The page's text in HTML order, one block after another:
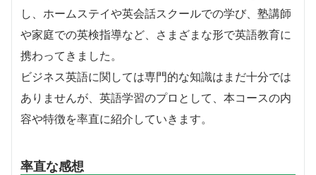
し、ホームステイや英会話スクールでの学び、塾講師
や家庭での英検指導など、さまざまな形で英語教育に
携わってきました。
ビジネス英語に関しては専門的な知識はまだ十分では
ありませんが、英語学習のプロとして、本コースの内
容や特徴を率直に紹介していきます。
率直な感想